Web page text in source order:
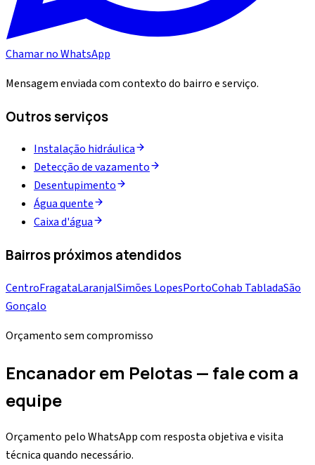
Chamar no WhatsApp
Mensagem enviada com contexto do bairro e serviço.
Outros serviços
Instalação hidráulica
Detecção de vazamento
Desentupimento
Água quente
Caixa d'água
Bairros próximos atendidos
CentroFragataLaranjalSimões LopesPortoCohab TabladaSão
Gonçalo
Orçamento sem compromisso
Encanador em Pelotas — fale com a
equipe
Orçamento pelo WhatsApp com resposta objetiva e visita
técnica quando necessário.